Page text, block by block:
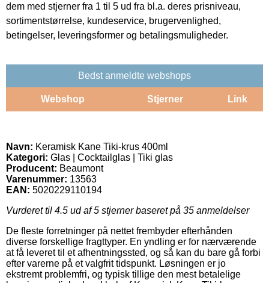
dem med stjerner fra 1 til 5 ud fra bl.a. deres prisniveau,
sortimentstørrelse, kundeservice, brugervenlighed,
betingelser, leveringsformer og betalingsmuligheder.
Bedst anmeldte webshops
Webshop Stjerner Link
Navn: Keramisk Kane Tiki-krus 400ml
Kategori: Glas | Cocktailglas | Tiki glas
Producent: Beaumont
Varenummer: 13563
EAN: 5020229110194
Vurderet til 4.5 ud af 5 stjerner baseret på 35 anmeldelser
De fleste forretninger på nettet frembyder efterhånden
diverse forskellige fragttyper. En yndling er for nærværende
at få leveret til et afhentningssted, og så kan du bare gå forbi
efter varerne på et valgfrit tidspunkt. Løsningen er jo
ekstremt problemfri, og typisk tillige den mest betalelige